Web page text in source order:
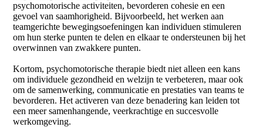
psychomotorische activiteiten, bevorderen cohesie en een
gevoel van saamhorigheid. Bijvoorbeeld, het werken aan
teamgerichte bewegingsoefeningen kan individuen stimuleren
om hun sterke punten te delen en elkaar te ondersteunen bij het
overwinnen van zwakkere punten.
Kortom, psychomotorische therapie biedt niet alleen een kans
om individuele gezondheid en welzijn te verbeteren, maar ook
om de samenwerking, communicatie en prestaties van teams te
bevorderen. Het activeren van deze benadering kan leiden tot
een meer samenhangende, veerkrachtige en succesvolle
werkomgeving.